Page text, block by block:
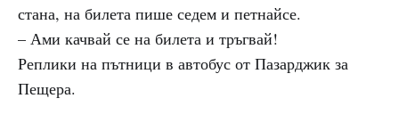
стана, на билета пише седем и петнайсе.
– Ами качвай се на билета и тръгвай!
Реплики на пътници в автобус от Пазарджик за
Пещера.